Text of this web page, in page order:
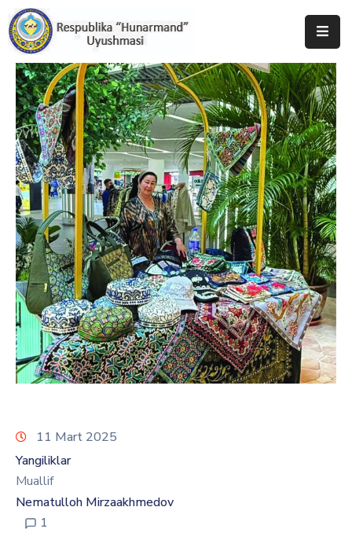
Bosh
Sahifa
Uyushma
Haqida
Tadbirlar
Milliy
Katalog
Matbuot
Xizmati
11 Mart 2025
Yangiliklar
Muallif
Nematulloh Mirzaakhmedov
1